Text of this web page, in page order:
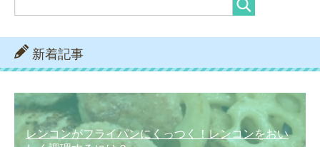
新着記事
レンコンがフライパンにくっつく！レンコンをおい